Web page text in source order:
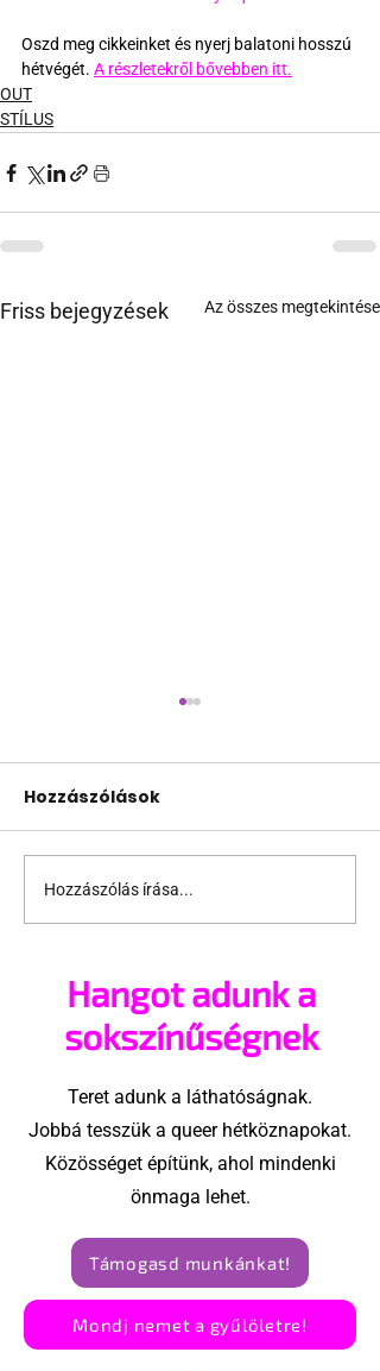
Oszd meg cikkeinket és nyerj balatoni hosszú
hétvégét. A részletekről bővebben itt.
OUT
STÍLUS
Friss bejegyzések Az összes megtekintése
Pécs és Pride: egy
ingoványos
Hozzászólások
Hozzászólás írása...
Hangot adunk a
sokszínűségnek
Teret adunk a láthatóságnak.
Jobbá tesszük a queer hétköznapokat.
Közösséget építünk, ahol mindenki
önmaga lehet.
Támogasd munkánkat!
Mondj nemet a gyűlöletre!